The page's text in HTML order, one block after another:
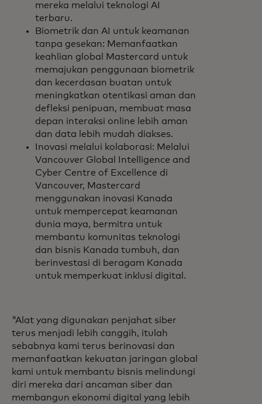
mereka melalui teknologi AI
terbaru.
Biometrik dan AI untuk keamanan
tanpa gesekan: Memanfaatkan
keahlian global Mastercard untuk
memajukan penggunaan biometrik
dan kecerdasan buatan untuk
meningkatkan otentikasi aman dan
defleksi penipuan, membuat masa
depan interaksi online lebih aman
dan data lebih mudah diakses.
Inovasi melalui kolaborasi: Melalui
Vancouver Global Intelligence and
Cyber Centre of Excellence di
Vancouver, Mastercard
menggunakan inovasi Kanada
untuk mempercepat keamanan
dunia maya, bermitra untuk
membantu komunitas teknologi
dan bisnis Kanada tumbuh, dan
berinvestasi di beragam Kanada
untuk memperkuat inklusi digital.
"Alat yang digunakan penjahat siber
terus menjadi lebih canggih, itulah
sebabnya kami terus berinovasi dan
memanfaatkan kekuatan jaringan global
kami untuk membantu bisnis melindungi
diri mereka dari ancaman siber dan
membangun ekonomi digital yang lebih